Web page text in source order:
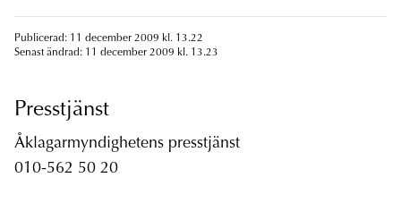
Publicerad: 11 december 2009 kl. 13.22
Senast ändrad: 11 december 2009 kl. 13.23
Presstjänst
Åklagarmyndighetens presstjänst
010-562 50 20